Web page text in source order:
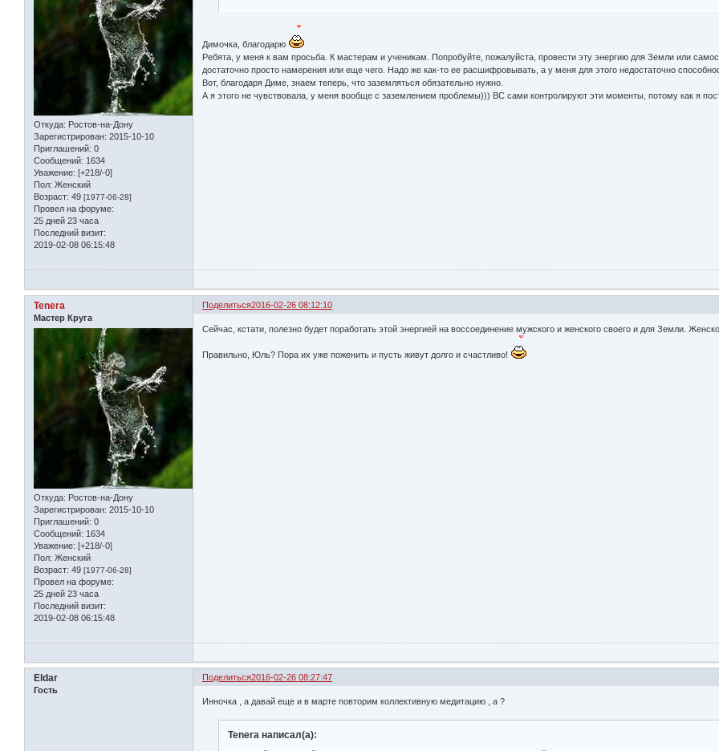
Откуда: Ростов-на-Дону
Зарегистрирован: 2015-10-10
Приглашений: 0
Сообщений: 1634
Уважение: [+218/-0]
Пол: Женский
Возраст: 49 [1977-06-28]
Провел на форуме:
25 дней 23 часа
Последний визит:
2019-02-08 06:15:48
Димочка, благодарю
Ребята, у меня к вам просьба. К мастерам и ученикам. Попробуйте, пожалуйста, провести эту энергию для Земли или
достаточно просто намерения или еще чего. Надо же как-то ее расшифровывать, а у меня для этого недостаточно
Вот, благодаря Диме, знаем теперь, что заземляться обязательно нужно.
А я этого не чувствовала, у меня вообще с заземлением проблемы))) ВС сами контролируют эти моменты, потому как я
Поделиться2016-02-26 08:12:10
Tenera
Мастер Круга
Откуда: Ростов-на-Дону
Зарегистрирован: 2015-10-10
Приглашений: 0
Сообщений: 1634
Уважение: [+218/-0]
Пол: Женский
Возраст: 49 [1977-06-28]
Провел на форуме:
25 дней 23 часа
Последний визит:
2019-02-08 06:15:48
Сейчас, кстати, полезно будет поработать этой энергией на воссоединение мужского и женского своего и для Земли.
Правильно, Юль? Пора их уже поженить и пусть живут долго и счастливо!
Поделиться2016-02-26 08:27:47
Eldar
Гость
Инночка , а давай еще и в марте повторим коллективную медитацию , а ?
Tenera написал(а):